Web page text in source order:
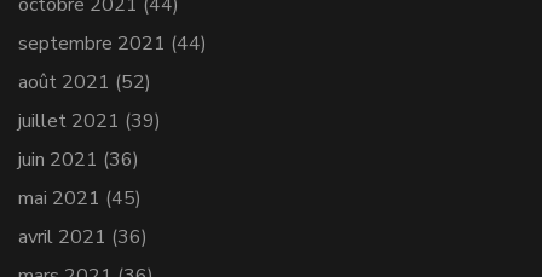
octobre 2021 (44)
septembre 2021 (44)
août 2021 (52)
juillet 2021 (39)
juin 2021 (36)
mai 2021 (45)
avril 2021 (36)